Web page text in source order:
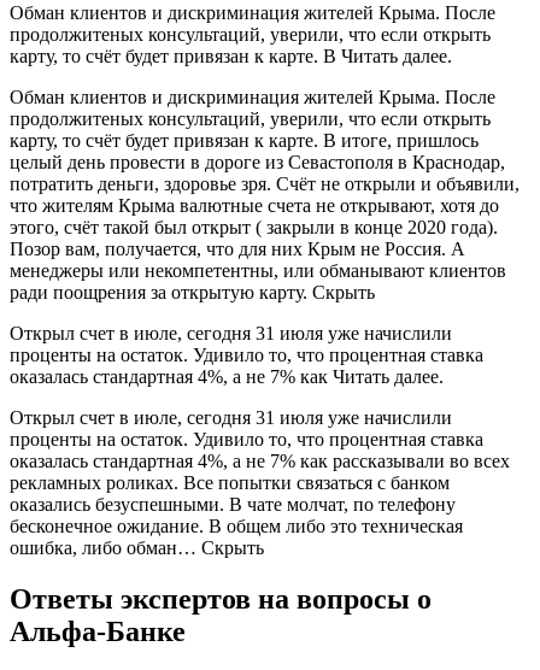
Обман клиентов и дискриминация жителей Крыма. После
продолжитеных консультаций, уверили, что если открыть
карту, то счёт будет привязан к карте. В Читать далее.
Обман клиентов и дискриминация жителей Крыма. После
продолжитеных консультаций, уверили, что если открыть
карту, то счёт будет привязан к карте. В итоге, пришлось
целый день провести в дороге из Севастополя в Краснодар,
потратить деньги, здоровье зря. Счёт не открыли и объявили,
что жителям Крыма валютные счета не открывают, хотя до
этого, счёт такой был открыт ( закрыли в конце 2020 года).
Позор вам, получается, что для них Крым не Россия. А
менеджеры или некомпетентны, или обманывают клиентов
ради поощрения за открытую карту. Скрыть
Открыл счет в июле, сегодня 31 июля уже начислили
проценты на остаток. Удивило то, что процентная ставка
оказалась стандартная 4%, а не 7% как Читать далее.
Открыл счет в июле, сегодня 31 июля уже начислили
проценты на остаток. Удивило то, что процентная ставка
оказалась стандартная 4%, а не 7% как рассказывали во всех
рекламных роликах. Все попытки связаться с банком
оказались безуспешными. В чате молчат, по телефону
бесконечное ожидание. В общем либо это техническая
ошибка, либо обман… Скрыть
Ответы экспертов на вопросы о
Альфа-Банке